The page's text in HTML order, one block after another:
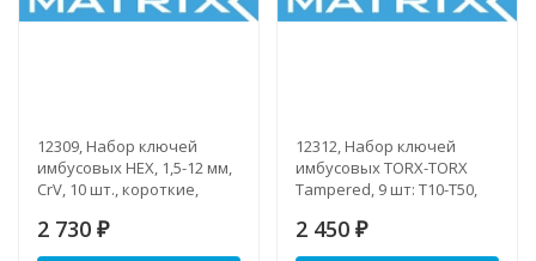
12309, Набор ключей
имбусовых HEX, 1,5-12 мм,
CrV, 10 шт., короткие,
2 730 ₽
12312, Набор ключей
имбусовых TORX-TORX
Tampered, 9 шт: T10-T50,
чехол
2 450 ₽